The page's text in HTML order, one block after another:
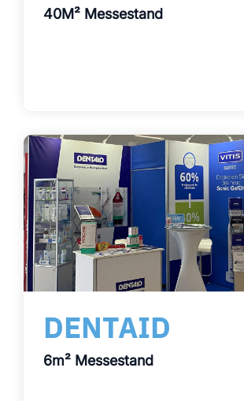
40M² Messestand
DENTAID
6m² Messestand